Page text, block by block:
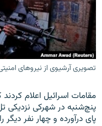
به ما بپیوندید
زبان‌های دیگر
تصویری آرشیوی از نیروهای
مقامات اسرائیل اعلام
پنچ‌شنبه در شهرکی نزدیکی
پای درآورده و چهار نفر دیگر